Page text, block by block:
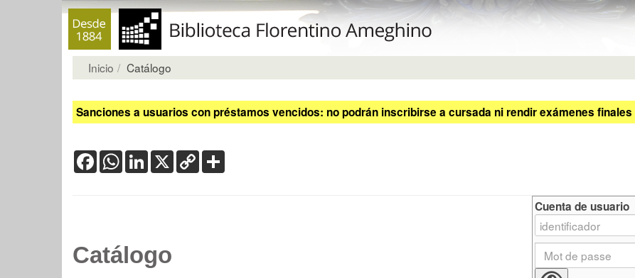
Inicio Catálogo
Sanciones a usuarios con préstamos vencidos: no podrán inscribirse a cursada ni rendir exámenes finales
FacebookWhatsApp
LinkedIn
X Copy
Link
Catálogo
Cuenta de usuario